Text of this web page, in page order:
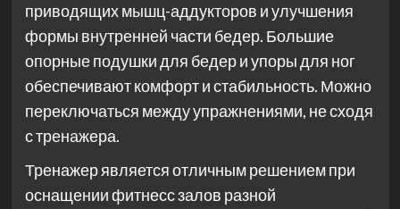
приводящих мышц-аддукторов и улучшения
формы внутренней части бедер. Большие
опорные подушки для бедер и упоры для ног
обеспечивают комфорт и стабильность. Можно
переключаться между упражнениями, не сходя
с тренажера.
Тренажер является отличным решением при
оснащении фитнесс залов разной